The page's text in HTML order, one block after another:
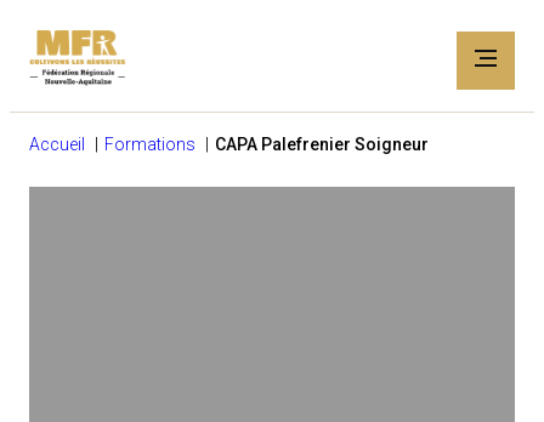
Accueil Formations CAPA Palefrenier Soigneur